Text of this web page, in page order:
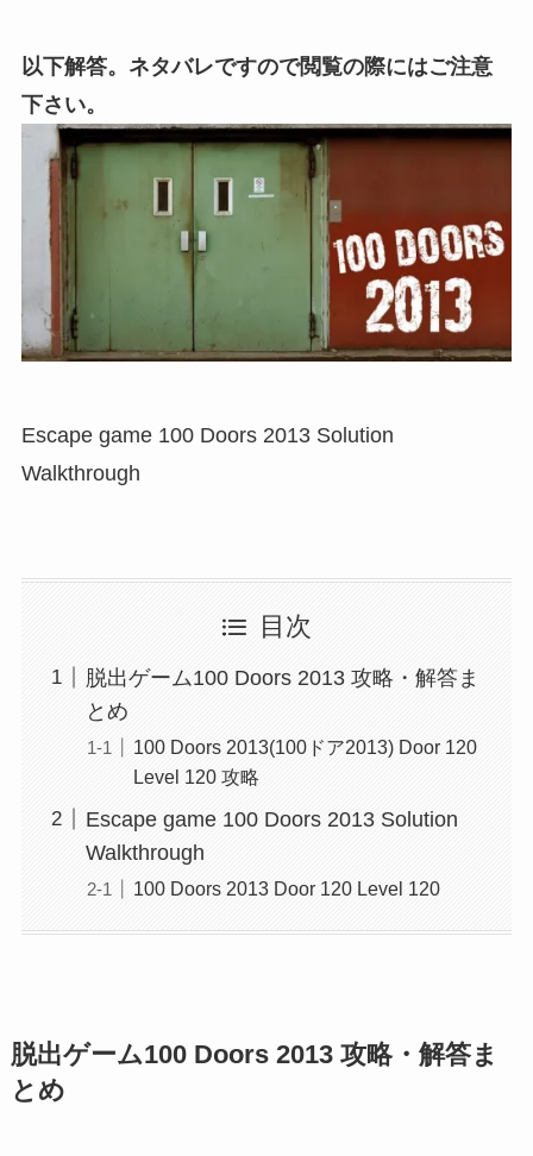
以下解答。ネタバレですので閲覧の際にはご注意
下さい。
Escape game 100 Doors 2013 Solution
Walkthrough
目次
脱出ゲーム100 Doors 2013 攻略・解答ま
とめ
100 Doors 2013(100ドア2013) Door 120
Level 120 攻略
Escape game 100 Doors 2013 Solution
Walkthrough
100 Doors 2013 Door 120 Level 120
脱出ゲーム100 Doors 2013 攻略・解答ま
とめ